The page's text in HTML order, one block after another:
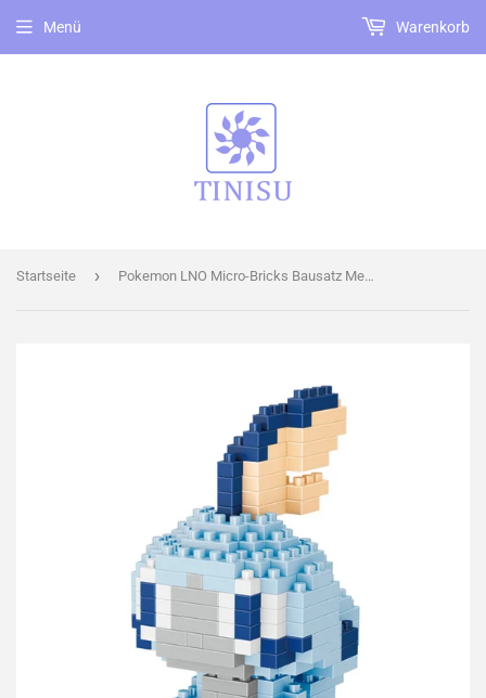
Menü Warenkorb
Startseite › Pokemon LNO Micro-Bricks Bausatz Memmeon / Sobble